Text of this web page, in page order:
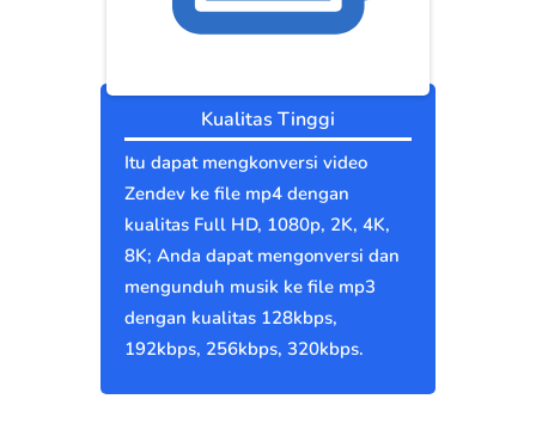
Kualitas Tinggi
Itu dapat mengkonversi video
Zendev ke file mp4 dengan
kualitas Full HD, 1080p, 2K, 4K,
8K; Anda dapat mengonversi dan
mengunduh musik ke file mp3
dengan kualitas 128kbps,
192kbps, 256kbps, 320kbps.